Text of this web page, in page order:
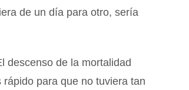
de un día para otro, sería
descenso de la mortalidad
para que no tuviera tan